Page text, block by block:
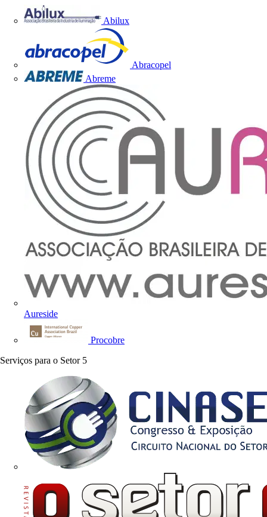
Abilux
Abracopel
Abreme
Aureside
Procobre
Serviços para o Setor 5